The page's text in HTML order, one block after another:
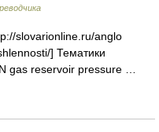
slovarionline.ru/anglo
] Тематики
gas reservoir pressure …